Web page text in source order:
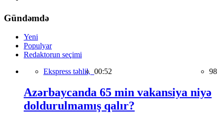
Gündəmdə
Yeni
Populyar
Redaktorun seçimi
Ekspress təhlil, 00:52 98
Azərbaycanda 65 min vakansiya niyə
doldurulmamış qalır?